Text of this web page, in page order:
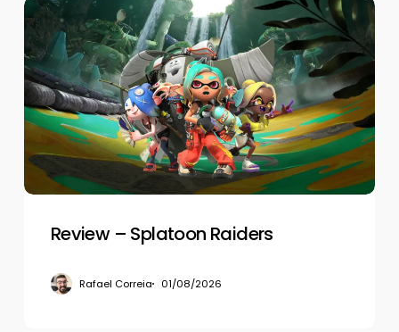
Review
–
Splatoon
Raiders
Review – Splatoon Raiders
Rafael Correia 01/08/2026